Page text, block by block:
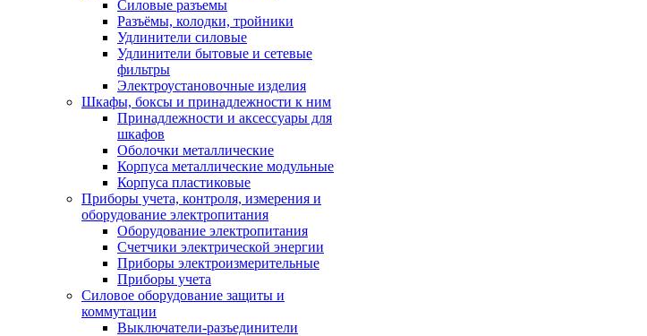
Силовые разъемы
Разъёмы, колодки, тройники
Удлинители силовые
Удлинители бытовые и сетевые
фильтры
Электроустановочные изделия
Шкафы, боксы и принадлежности к ним
Принадлежности и аксессуары для
шкафов
Оболочки металлические
Корпуса металлические модульные
Корпуса пластиковые
Приборы учета, контроля, измерения и
оборудование электропитания
Оборудование электропитания
Счетчики электрической энергии
Приборы электроизмерительные
Приборы учета
Силовое оборудование защиты и
коммутации
Выключатели-разъединители